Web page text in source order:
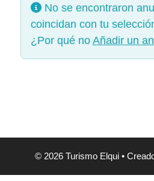
No se encontraron
coincidan con tu
¿Por qué no Añadir un
© 2026 Turismo Elqui•